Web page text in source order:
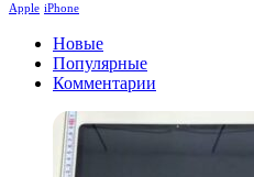
Apple iPhone
Новые
Популярные
Комментарии